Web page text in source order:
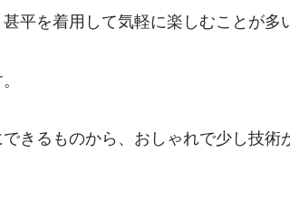
平を着用して気軽に楽しむことが多
きるものから、おしゃれで少し技術